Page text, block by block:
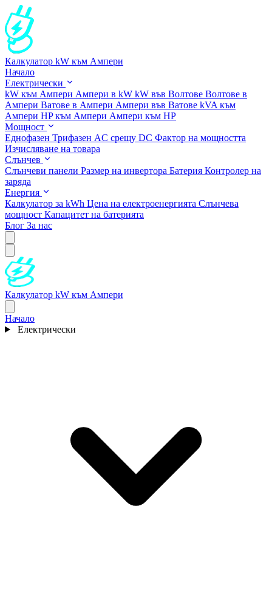
Калкулатор kW към Ампери
Начало
Електрически
kW към Ампери Ампери в kW kW във Волтове Волтове в
Ампери Ватове в Ампери Ампери във Ватове kVA към
Ампери HP към Ампери Ампери към HP
Мощност
Еднофазен Трифазен AC срещу DC Фактор на мощността
Изчисляване на товара
Слънчев
Слънчеви панели Размер на инвертора Батерия Контролер на
заряда
Енергия
Калкулатор за kWh Цена на електроенергията Слънчева
мощност Капацитет на батерията
Блог За нас
Калкулатор kW към Ампери
Начало
Електрически